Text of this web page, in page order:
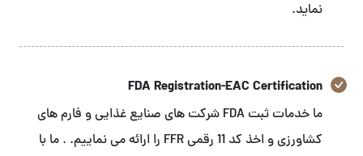
نماید.
FDA Registration-EAC Certification
ما خدمات ثبت FDA شرکت های صنایع غذایی و فارم های
کشاورزی و اخذ کد 11 رقمی FFR را ارائه می نماییم. . ما با